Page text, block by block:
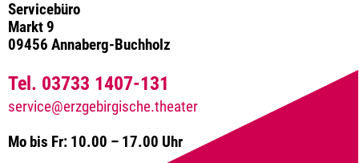
Servicebüro
Markt 9
09456 Annaberg-Buchholz
Tel. 03733 1407-131
service@erzgebirgische.theater
Mo bis Fr: 10.00 – 17.00 Uhr